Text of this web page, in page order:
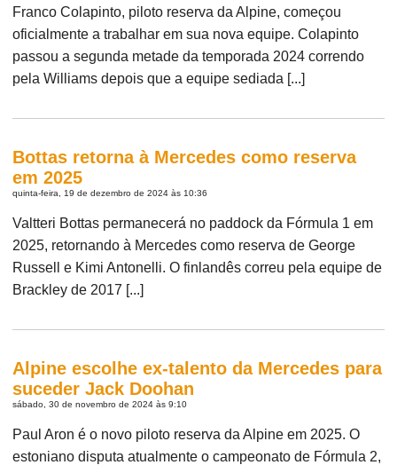
Franco Colapinto, piloto reserva da Alpine, começou
oficialmente a trabalhar em sua nova equipe. Colapinto
passou a segunda metade da temporada 2024 correndo
pela Williams depois que a equipe sediada [...]
Bottas retorna à Mercedes como reserva
em 2025
quinta-feira, 19 de dezembro de 2024 às 10:36
Valtteri Bottas permanecerá no paddock da Fórmula 1 em
2025, retornando à Mercedes como reserva de George
Russell e Kimi Antonelli. O finlandês correu pela equipe de
Brackley de 2017 [...]
Alpine escolhe ex-talento da Mercedes para
suceder Jack Doohan
sábado, 30 de novembro de 2024 às 9:10
Paul Aron é o novo piloto reserva da Alpine em 2025. O
estoniano disputa atualmente o campeonato de Fórmula 2,